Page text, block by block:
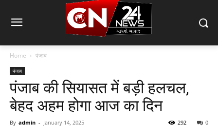
Home पंजाब
पंजाब
पंजाब की सियासत में बड़ी हलचल,
बेहद अहम होगा आज का दिन
By admin - January 14, 2025 0
292